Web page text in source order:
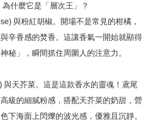
什麼它是「層次王」？
與粉紅胡椒。開場不是常見的柑橘，
辛香感的焚香。這讓香氣一開始就顯得
秘」，瞬間抓住周圍人的注意力。
與天芥菜。這是這款香水的靈魂！鳶尾
級的細膩粉感，搭配天芥菜的奶甜，營
下海面上閃爍的波光感，優雅且沉靜。